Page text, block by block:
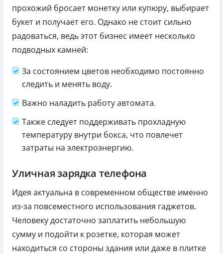
прохожий бросает монетку или купюру, выбирает
букет и получает его. Однако не стоит сильно
радоваться, ведь этот бизнес имеет несколько
подводных камней:
За состоянием цветов необходимо постоянно
следить и менять воду.
Важно наладить работу автомата.
Также следует поддерживать прохладную
температуру внутри бокса, что повлечет
затраты на электроэнергию.
Уличная зарядка телефона
Идея актуальна в современном обществе именно
из-за повсеместного использования гаджетов.
Человеку достаточно заплатить небольшую
сумму и подойти к розетке, которая может
находиться со стороны здания или даже в плитке